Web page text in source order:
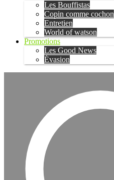
Les Bouffistas
Copin comme cochon
Entretien
World of watson
Promotions
Les Good News
Évasion